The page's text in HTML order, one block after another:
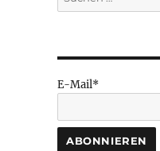
nach:
E-Mail*